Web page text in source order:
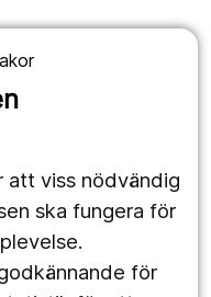
att viss nödvändig
ska fungera för
för